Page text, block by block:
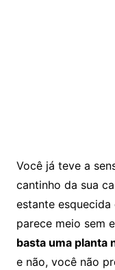
Você já teve a
cantinho da sua
estante
parece meio sem
basta uma planta
e não, você não